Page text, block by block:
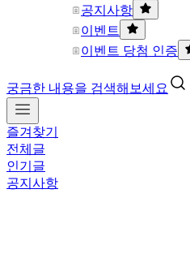
공지사항
이벤트
이벤트 당첨 인증
궁금한 내용을 검색해보세요
즐겨찾기
전체글
인기글
공지사항